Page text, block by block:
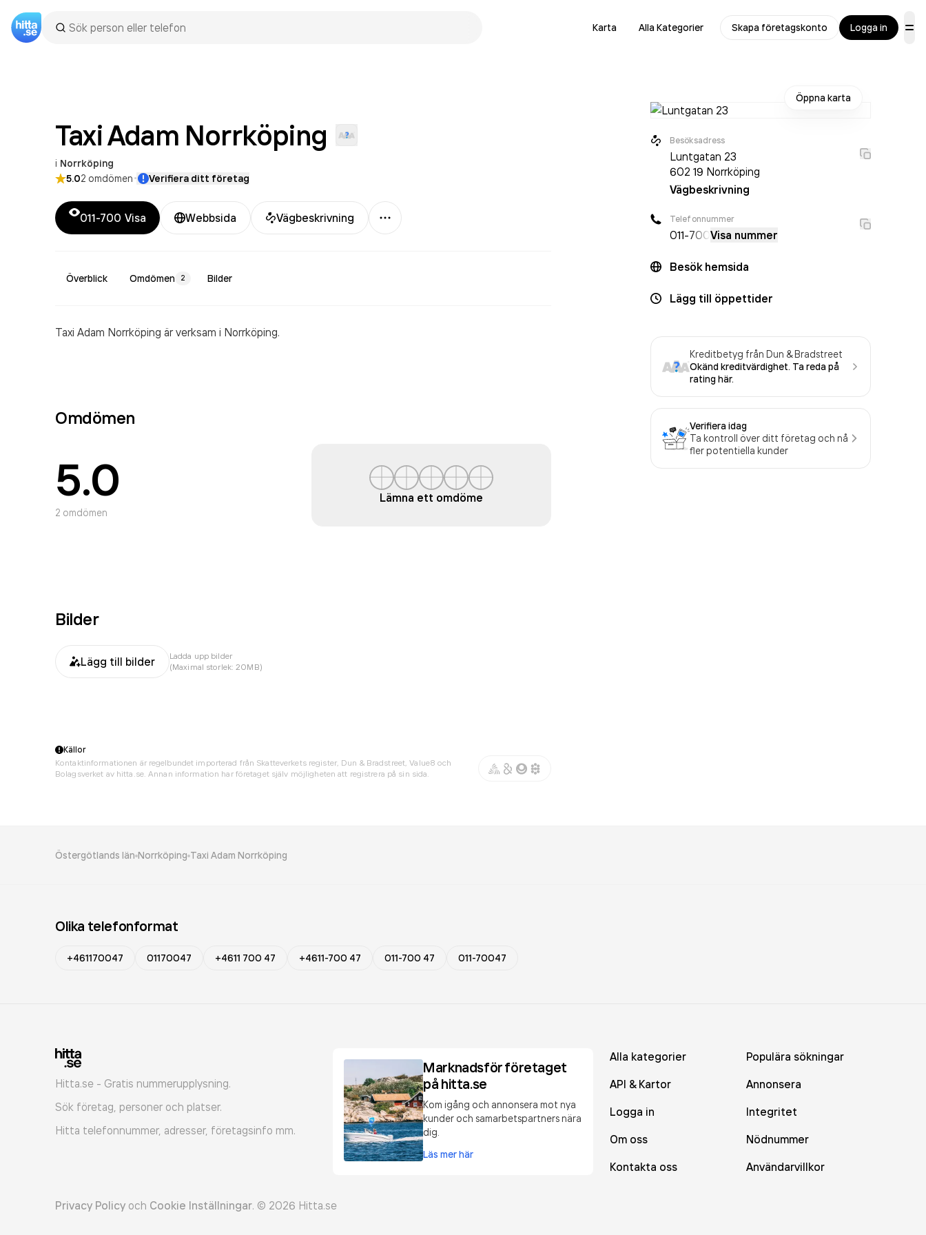
Karta Alla Kategorier Skapa företagskonto Logga in
Taxi Adam Norrköping
i Norrköping
5.02 omdömen· Verifiera ditt företag
011-700 Visa Webbsida Vägbeskrivning
Mer
Överblick Omdömen 2 Bilder
Taxi Adam Norrköping är verksam i Norrköping.
Omdömen
5.0
2 omdömen
Lämna ett omdöme
Bilder
Lägg till bilder
Ladda upp bilder
(Maximal storlek: 20MB)
Öppna karta
Besöksadress
Luntgatan 23
602 19 Norrköping
Vägbeskrivning
Telefonnummer
011-700Visa nummer
Besök hemsida
Lägg till öppettider
Kreditbetyg från Dun & Bradstreet
Okänd kreditvärdighet. Ta reda på
rating här.
Verifiera idag
Ta kontroll över ditt företag och nå
fler potentiella kunder
Källor
Kontaktinformationen är regelbundet importerad från Skatteverkets register, Dun & Bradstreet, Value8 och
Bolagsverket av hitta.se. Annan information har företaget själv möjligheten att registrera på sin sida.
Östergötlands län Norrköping Taxi Adam Norrköping
Olika telefonformat
+461170047 01170047 +4611 700 47 +4611-700 47 011-700 47 011-70047
Hitta.se - Gratis nummerupplysning.
Sök företag, personer och platser.
Hitta telefonnummer, adresser, företagsinfo mm.
Marknadsför företaget
på hitta.se
Kom igång och annonsera mot nya
kunder och samarbetspartners nära
dig.
Läs mer här
Alla kategorier
Populära sökningar
API & Kartor
Annonsera
Logga in
Integritet
Om oss
Nödnummer
Kontakta oss
Användarvillkor
Privacy Policy och Cookie Inställningar. © 2026 Hitta.se